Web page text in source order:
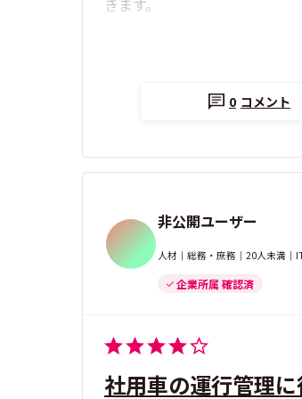
きます。
0 コメント
非公開ユーザー
人材｜総務・庶務｜20人未満｜
企業所属 確認済
社用車の運行管理に